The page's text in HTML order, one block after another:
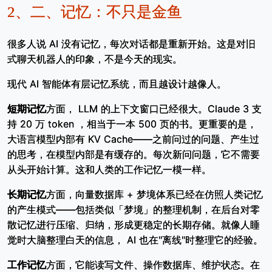
2、 二、记忆：不只是金鱼
很多人说 AI 没有记忆，每次对话都是重新开始。这是对旧
式聊天机器人的印象，不是今天的现实。
现代 AI 智能体有层记忆系统，而且越设计越像人。
短期记忆方面， LLM 的上下文窗口已经很大。Claude 3 支
持 20 万 token ，相当于一本 500 页的书。更重要的是，
大语言模型内部有 KV Cache——之前问过的问题、产生过
的思考，在模型内部是有缓存的。每次新问问题，它不需要
从头开始计算。这和人类的工作记忆一模一样。
长期记忆方面，向量数据库 + 梦境体系已经在仿照人类记忆
的产生模式——包括类似「梦境」的整理机制，在后台对零
散记忆进行压缩、归纳，形成更稳定的长期存储。就像人睡
觉时大脑整理白天的信息， AI 也在"离线"时整理它的经验。
工作记忆方面，它能读写文件、操作数据库、维护状态。在